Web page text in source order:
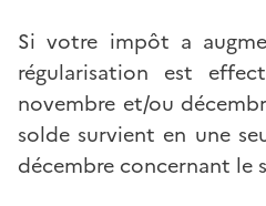
Si votre impôt a
régularisation est
novembre et/ou
solde survient en une
décembre concernant le